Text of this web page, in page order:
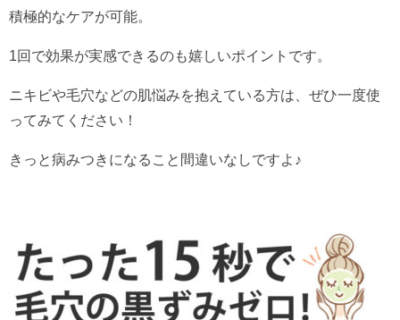
積極的なケアが可能。
1回で効果が実感できるのも嬉しいポイントです。
ニキビや毛穴などの肌悩みを抱えている方は、ぜひ一度使
ってみてください！
きっと病みつきになること間違いなしですよ♪